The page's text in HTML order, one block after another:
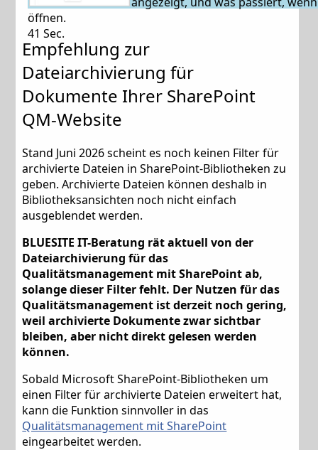
öffnen.
41 Sec.
Empfehlung zur
Dateiarchivierung für
Dokumente Ihrer SharePoint
QM-Website
Stand Juni 2026 scheint es noch keinen Filter für
archivierte Dateien in SharePoint-Bibliotheken zu
geben. Archivierte Dateien können deshalb in
Bibliotheksansichten noch nicht einfach
ausgeblendet werden.
BLUESITE IT-Beratung rät aktuell von der
Dateiarchivierung für das
Qualitätsmanagement mit SharePoint ab,
solange dieser Filter fehlt. Der Nutzen für das
Qualitätsmanagement ist derzeit noch gering,
weil archivierte Dokumente zwar sichtbar
bleiben, aber nicht direkt gelesen werden
können.
Sobald Microsoft SharePoint-Bibliotheken um
einen Filter für archivierte Dateien erweitert hat,
kann die Funktion sinnvoller in das
Qualitätsmanagement mit SharePoint
eingearbeitet werden.